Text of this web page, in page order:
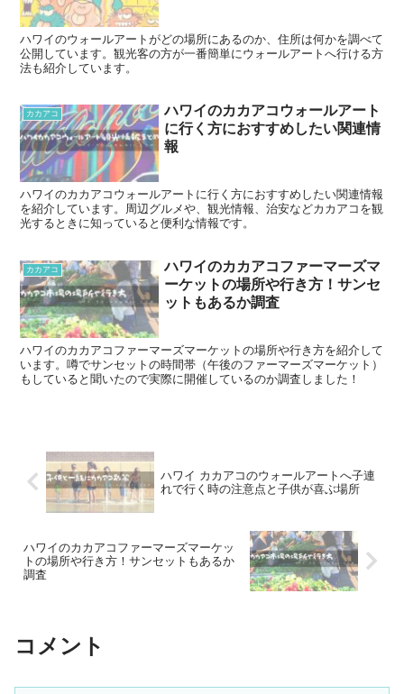
ハワイのウォールアートがどの場所にあるのか、住所は何かを調べて
公開しています。観光客の方が一番簡単にウォールアートへ行ける方
法も紹介しています。
カカアコ
ハワイのカカアコウォールアート
に行く方におすすめしたい関連情
報
ハワイのカカアコウォールアートに行く方におすすめしたい関連情報
を紹介しています。周辺グルメや、観光情報、治安などカカアコを観
光するときに知っていると便利な情報です。
カカアコ
ハワイのカカアコファーマーズマ
ーケットの場所や行き方！サンセ
ットもあるか調査
ハワイのカカアコファーマーズマーケットの場所や行き方を紹介して
います。噂でサンセットの時間帯（午後のファーマーズマーケット）
もしていると聞いたので実際に開催しているのか調査しました！
ハワイ カカアコのウォールアートへ子連
れで行く時の注意点と子供が喜ぶ場所
ハワイのカカアコファーマーズマーケッ
トの場所や行き方！サンセットもあるか
調査
コメント